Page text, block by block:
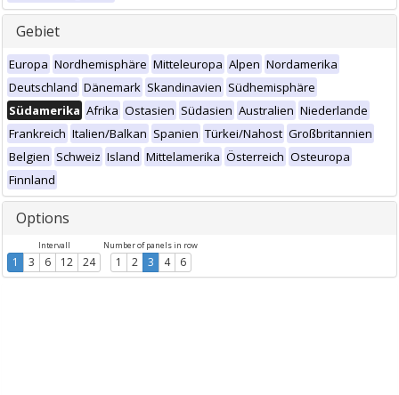
Gebiet
Europa Nordhemisphäre Mitteleuropa Alpen Nordamerika
Deutschland Dänemark Skandinavien Südhemisphäre
Südamerika Afrika Ostasien Südasien Australien Niederlande
Frankreich Italien/Balkan Spanien Türkei/Nahost Großbritannien
Belgien Schweiz Island Mittelamerika Österreich Osteuropa
Finnland
Options
Intervall
1 3 6 12 24
Number of panels in row
1 2 3 4 6